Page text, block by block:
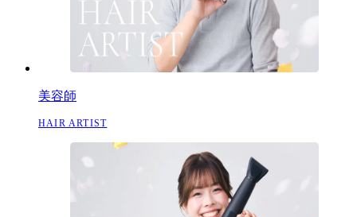
美容師
HAIR ARTIST